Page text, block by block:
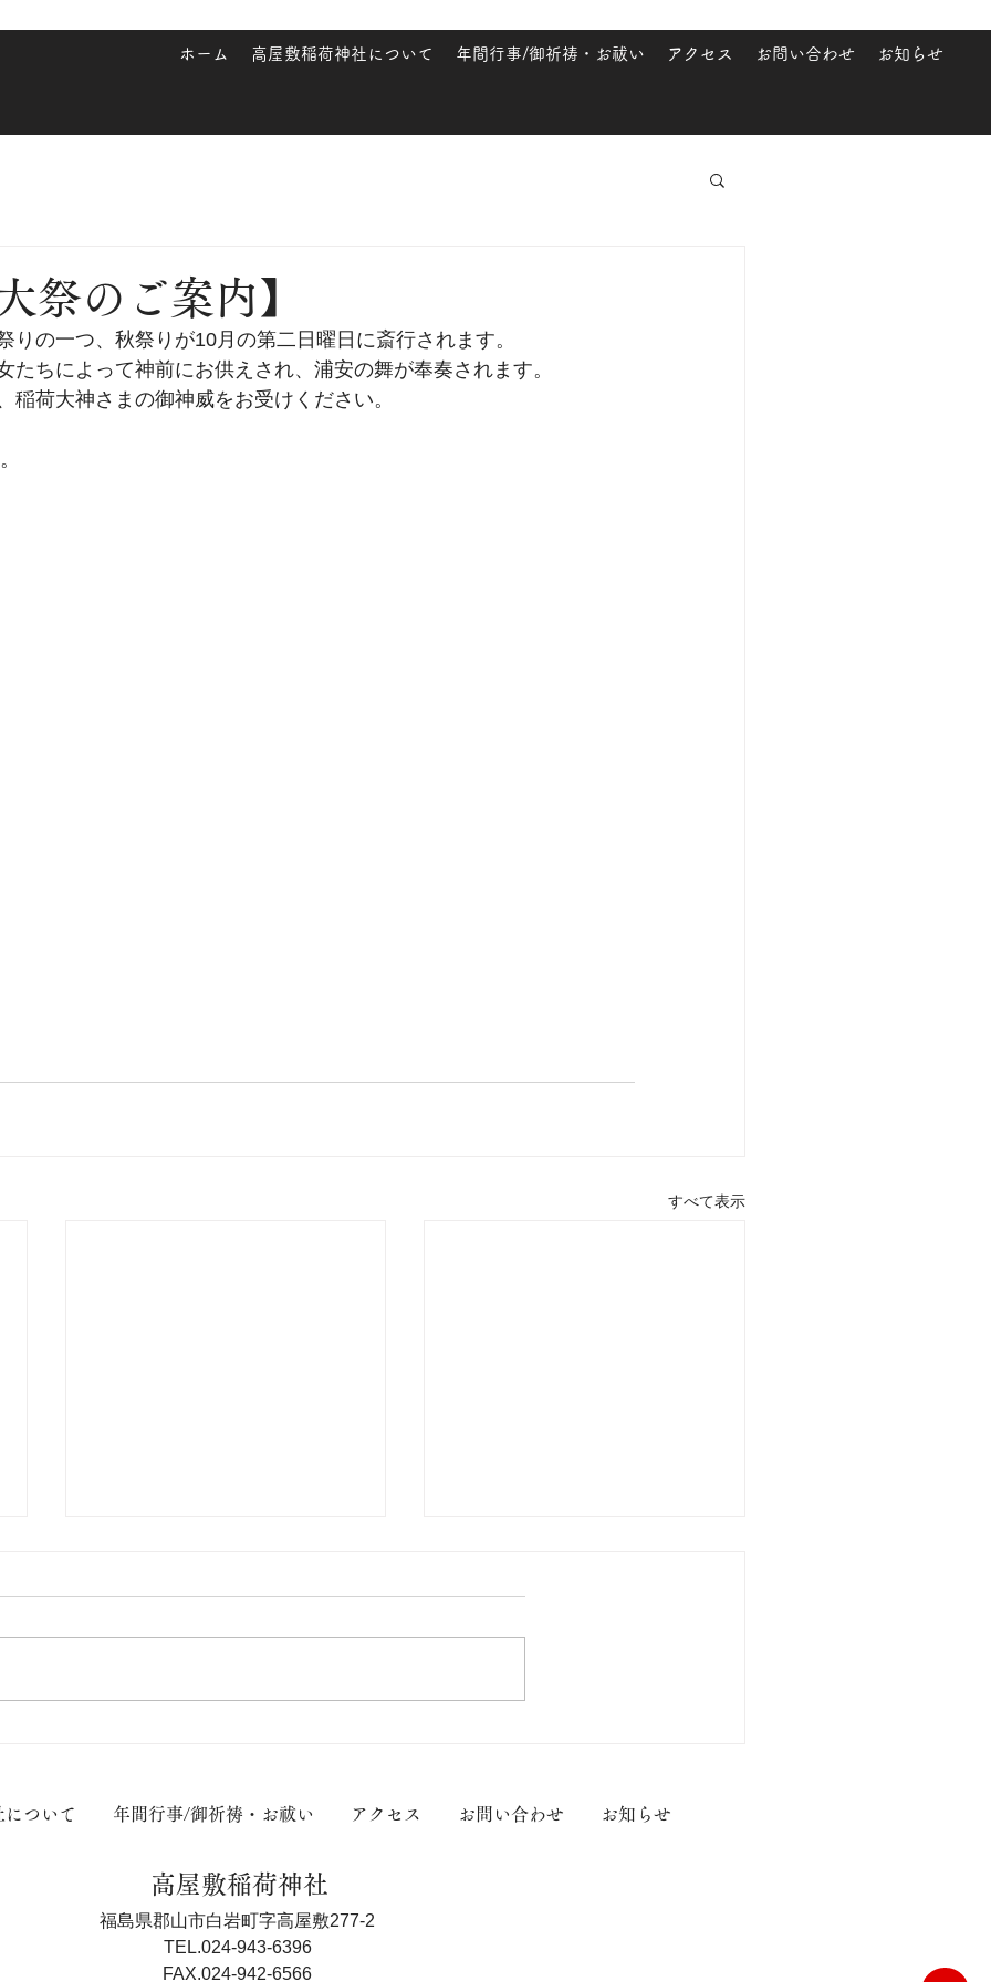
ホーム 高屋敷稲荷神社について 年間行事/御祈祷・お祓い アクセス お問い合わせ お知らせ
祭のご案内】
りの一つ、秋祭りが10月の第二日曜日に斎行されます。
たちによって神前にお供えされ、浦安の舞が奉奏されます。
稲荷大神さまの御神威をお受けください。
すべて表示
ついて 年間行事/御祈祷・お祓い アクセス お問い合わせ お知らせ
高屋敷稲荷神社
福島県郡山市白岩町字高屋敷277-2
TEL.024-943-6396
FAX.024-942-6566